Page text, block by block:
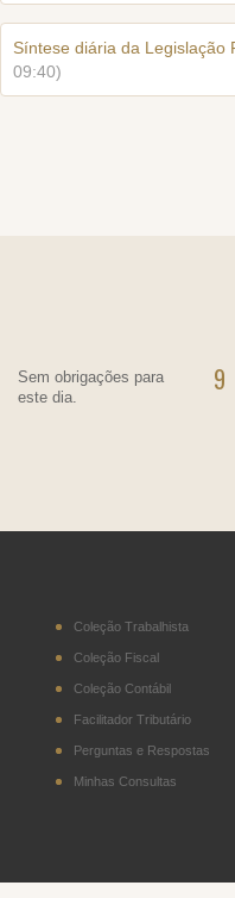
Síntese diária da Legislação
09:40)
Sem obrigações para
este dia.
9
Coleção Trabalhista
Coleção Fiscal
Coleção Contábil
Facilitador Tributário
Perguntas e Respostas
Minhas Consultas